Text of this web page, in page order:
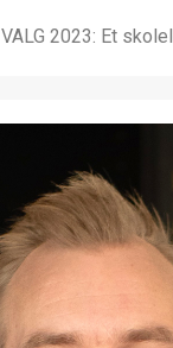
VALG 2023: Et